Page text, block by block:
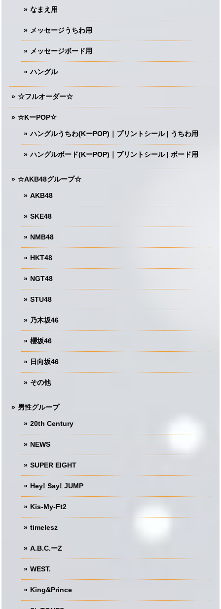
なまえ用
メッセージうちわ用
メッセージボード用
ハングル
☆フルオーダー☆
☆KーPOP☆
ハングルうちわ(KーPOP)｜プリントシール | うちわ用
ハングルボード(KーPOP)｜プリントシール | ボード用
☆AKB48グループ☆
AKB48
SKE48
NMB48
HKT48
NGT48
STU48
乃木坂46
櫻坂46
日向坂46
その他
男性グループ
20th Century
NEWS
SUPER EIGHT
Hey! Say! JUMP
Kis-My-Ft2
timelesz
A.B.C.ーZ
WEST.
King&Prince